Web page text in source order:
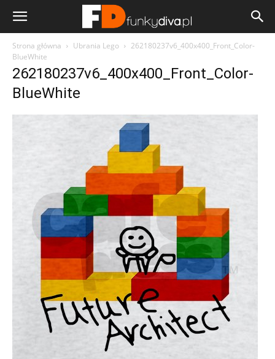
Strona główna Ubrania Lego
262180237v6_400x400_Front_Color-
BlueWhite
262180237v6_400x400_Front_Color-
BlueWhite